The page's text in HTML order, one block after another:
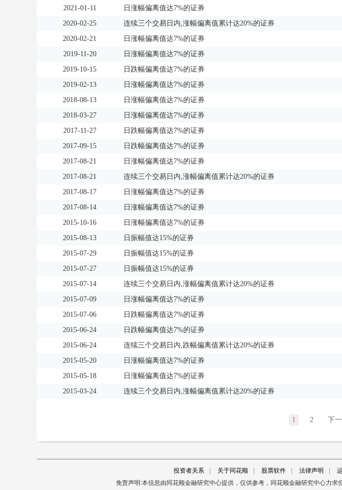
2021-01-11
日涨幅偏离值达7%的证券
2020-02-25
连续三个交易日内,涨幅偏离值累计达20%的证券
2020-02-21
日涨幅偏离值达7%的证券
2019-11-20
日涨幅偏离值达7%的证券
2019-10-15
日跌幅偏离值达7%的证券
2019-02-13
日涨幅偏离值达7%的证券
2018-08-13
日涨幅偏离值达7%的证券
2018-03-27
日涨幅偏离值达7%的证券
2017-11-27
日跌幅偏离值达7%的证券
2017-09-15
日跌幅偏离值达7%的证券
2017-08-21
日涨幅偏离值达7%的证券
2017-08-21
连续三个交易日内,涨幅偏离值累计达20%的证券
2017-08-17
日涨幅偏离值达7%的证券
2017-08-14
日涨幅偏离值达7%的证券
2015-10-16
日涨幅偏离值达7%的证券
2015-08-13
日振幅值达15%的证券
2015-07-29
日振幅值达15%的证券
2015-07-27
日振幅值达15%的证券
2015-07-14
连续三个交易日内,涨幅偏离值累计达20%的证券
2015-07-09
日涨幅偏离值达7%的证券
2015-07-06
日跌幅偏离值达7%的证券
2015-06-24
日跌幅偏离值达7%的证券
2015-06-24
连续三个交易日内,跌幅偏离值累计达20%的证券
2015-05-20
日涨幅偏离值达7%的证券
2015-05-18
日涨幅偏离值达7%的证券
2015-03-24
连续三个交易日内,涨幅偏离值累计达20%的证券
1 2 下
投资者关系 关于同花顺 股票软件 法律声明
免责声明:本信息由同花顺金融研究中心提供，仅供参考，同花顺金融研究中心力